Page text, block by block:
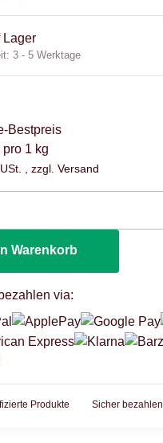
Lager
3 - 5 Werktage
Bestpreis
pro 1 kg
, zzgl.Versand
Warenkorb
via:
Produkte Sicher bezahlen